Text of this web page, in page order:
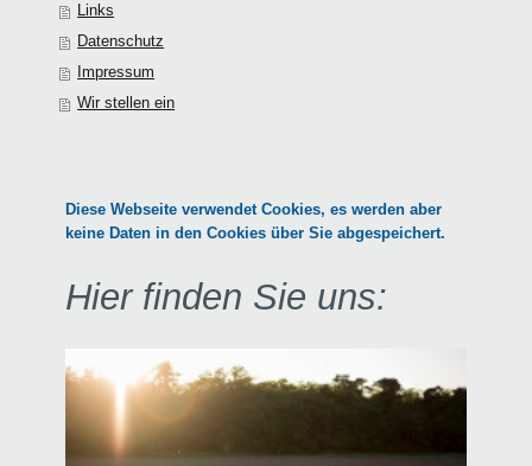
Links
Datenschutz
Impressum
Wir stellen ein
Diese Webseite verwendet Cookies, es werden aber
keine Daten in den Cookies über Sie abgespeichert.
Hier finden Sie uns: